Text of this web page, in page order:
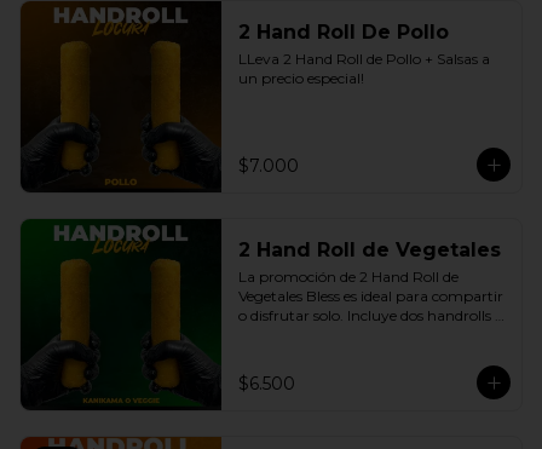
2 Hand Roll De Pollo
LLeva 2 Hand Roll de Pollo + Salsas a
un precio especial!
$7.000
2 Hand Roll de Vegetales
La promoción de 2 Hand Roll de
Vegetales Bless es ideal para compartir
o disfrutar solo. Incluye dos handrolls
apanado en panko crocante, más
salsas a elección. Una opción práctica,
$6.500